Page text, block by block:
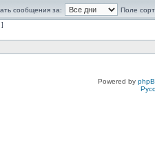
сообщения за:
Поле
Powered by